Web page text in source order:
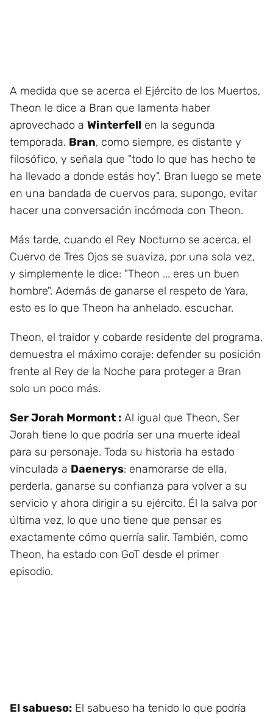
A medida que se acerca el Ejército de los Muertos,
Theon le dice a Bran que lamenta haber
aprovechado a Winterfell en la segunda
temporada. Bran, como siempre, es distante y
filosófico, y señala que "todo lo que has hecho te
ha llevado a donde estás hoy". Bran luego se mete
en una bandada de cuervos para, supongo, evitar
hacer una conversación incómoda con Theon.
Más tarde, cuando el Rey Nocturno se acerca, el
Cuervo de Tres Ojos se suaviza, por una sola vez,
y simplemente le dice: "Theon ... eres un buen
hombre". Además de ganarse el respeto de Yara,
esto es lo que Theon ha anhelado. escuchar.
Theon, el traidor y cobarde residente del programa,
demuestra el máximo coraje: defender su posición
frente al Rey de la Noche para proteger a Bran
solo un poco más.
Ser Jorah Mormont : Al igual que Theon, Ser
Jorah tiene lo que podría ser una muerte ideal
para su personaje. Toda su historia ha estado
vinculada a Daenerys: enamorarse de ella,
perderla, ganarse su confianza para volver a su
servicio y ahora dirigir a su ejército. Él la salva por
última vez, lo que uno tiene que pensar es
exactamente cómo querría salir. También, como
Theon, ha estado con GoT desde el primer
episodio.
El sabueso: El sabueso ha tenido lo que podría